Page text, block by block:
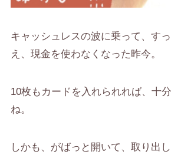
キャッシュレスの波に乗って、す
え、現金を使わなくなった昨今。
10枚もカードを入れられれば、十
ね。
しかも、 がばっと開いて、取り出